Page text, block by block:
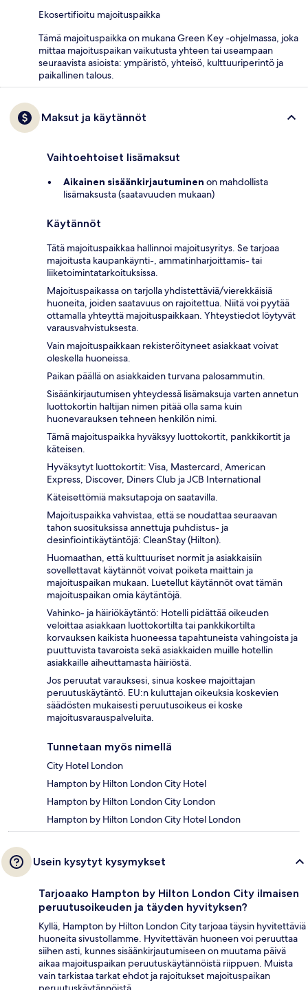
Ekosertifioitu majoituspaikka
Tämä majoituspaikka on mukana Green Key -ohjelmassa, joka
mittaa majoituspaikan vaikutusta yhteen tai useampaan
seuraavista asioista: ympäristö, yhteisö, kulttuuriperintö ja
paikallinen talous.
Maksut ja käytännöt
Vaihtoehtoiset lisämaksut
Aikainen sisäänkirjautuminen on mahdollista
lisämaksusta (saatavuuden mukaan)
Käytännöt
Tätä majoituspaikkaa hallinnoi majoitusyritys. Se tarjoaa
majoitusta kaupankäynti-, ammatinharjoittamis- tai
liiketoimintatarkoituksissa.
Majoituspaikassa on tarjolla yhdistettäviä/vierekkäisiä
huoneita, joiden saatavuus on rajoitettua. Niitä voi pyytää
ottamalla yhteyttä majoituspaikkaan. Yhteystiedot löytyvät
varausvahvistuksesta.
Vain majoituspaikkaan rekisteröityneet asiakkaat voivat
oleskella huoneissa.
Paikan päällä on asiakkaiden turvana palosammutin.
Sisäänkirjautumisen yhteydessä lisämaksuja varten annetun
luottokortin haltijan nimen pitää olla sama kuin
huonevarauksen tehneen henkilön nimi.
Tämä majoituspaikka hyväksyy luottokortit, pankkikortit ja
käteisen.
Hyväksytyt luottokortit: Visa, Mastercard, American
Express, Discover, Diners Club ja JCB International
Käteisettömiä maksutapoja on saatavilla.
Majoituspaikka vahvistaa, että se noudattaa seuraavan
tahon suosituksissa annettuja puhdistus- ja
desinfiointikäytäntöjä: CleanStay (Hilton).
Huomaathan, että kulttuuriset normit ja asiakkaisiin
sovellettavat käytännöt voivat poiketa maittain ja
majoituspaikan mukaan. Luetellut käytännöt ovat tämän
majoituspaikan omia käytäntöjä.
Vahinko- ja häiriökäytäntö: Hotelli pidättää oikeuden
veloittaa asiakkaan luottokortilta tai pankkikortilta
korvauksen kaikista huoneessa tapahtuneista vahingoista ja
puuttuvista tavaroista sekä asiakkaiden muille hotellin
asiakkaille aiheuttamasta häiriöstä.
Jos peruutat varauksesi, sinua koskee majoittajan
peruutuskäytäntö. EU:n kuluttajan oikeuksia koskevien
säädösten mukaisesti peruutusoikeus ei koske
majoitusvarauspalveluita.
Tunnetaan myös nimellä
City Hotel London
Hampton by Hilton London City Hotel
Hampton by Hilton London City London
Hampton by Hilton London City Hotel London
Usein kysytyt kysymykset
Tarjoaako Hampton by Hilton London City ilmaisen
peruutusoikeuden ja täyden hyvityksen?
Kyllä, Hampton by Hilton London City tarjoaa täysin hyvitettäviä
huoneita sivustollamme. Hyvitettävän huoneen voi peruuttaa
siihen asti, kunnes sisäänkirjautumiseen on muutama päivä
aikaa majoituspaikan peruutuskäytännöistä riippuen. Muista
vain tarkistaa tarkat ehdot ja rajoitukset majoituspaikan